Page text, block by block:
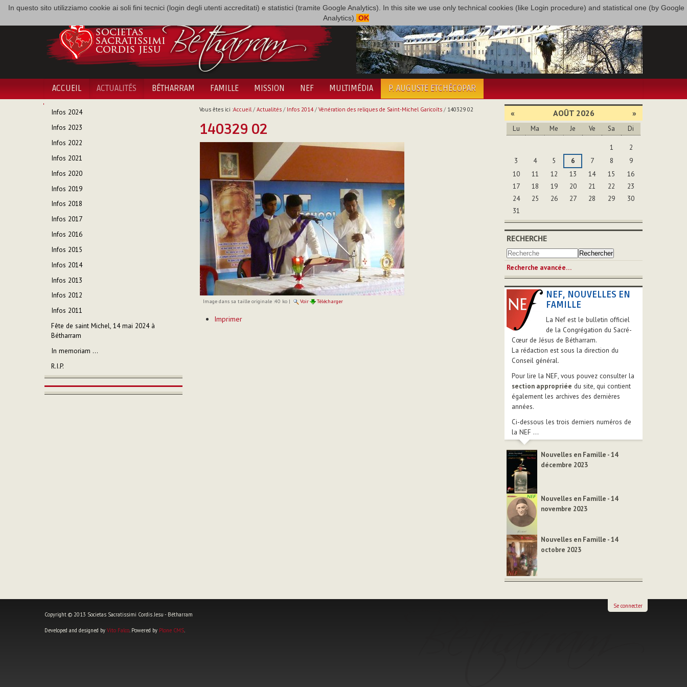
In questo sito utilizziamo cookie ai soli fini tecnici (login degli utenti accreditati) e statistici (tramite Google Analytics). In this site we use only technical cookies (like Login procedure) and statistical one (by Google
Analytics). OK
ACCUEIL ACTUALITÉS BÉTHARRAM FAMILLE MISSION NEF MULTIMÉDIA P. AUGUSTE ETCHÉCOPAR
NAVIGATION
Infos 2024
Infos 2023
Infos 2022
Infos 2021
Infos 2020
Infos 2019
Infos 2018
Infos 2017
Infos 2016
Infos 2015
Infos 2014
Infos 2013
Infos 2012
Infos 2011
Fête de saint Michel, 14 mai 2024 à
Bétharram
In memoriam ...
R.I.P.
Vous êtes ici :Accueil/ Actualités/ Infos 2014/ Vénération des reliques de Saint-Michel Garicoïts/ 140329 02
140329 02
Image dans sa taille originale :40 ko| Voir Télécharger
sur
Imprimer
« AOÛT 2026 »
Lu Ma Me Je Ve Sa Di
1
2
3
4 5 6 7 8
9
10
11 12 13 14 15
16
17
18 19 20 21 22
23
24
25 26 27 28 29
30
31
RECHERCHE
Recherche avancée…
NEF, NOUVELLES EN
FAMILLE
La Nef est le bulletin officiel
de la Congrégation du Sacré-
Cœur de Jésus de Bétharram.
La rédaction est sous la direction du
Conseil général.
Pour lire la NEF, vous pouvez consulter la
section appropriée du site, qui contient
également les archives des dernières
années.
Ci-dessous les trois derniers numéros de
la NEF ...
Nouvelles en Famille - 14
décembre 2023
Nouvelles en Famille - 14
novembre 2023
Nouvelles en Famille - 14
octobre 2023
Copyright © 2013 Societas Sacratissimi Cordis Jesu - Bétharram
Developed and designed by Vito Falco. Powered by Plone CMS.
Se connecter